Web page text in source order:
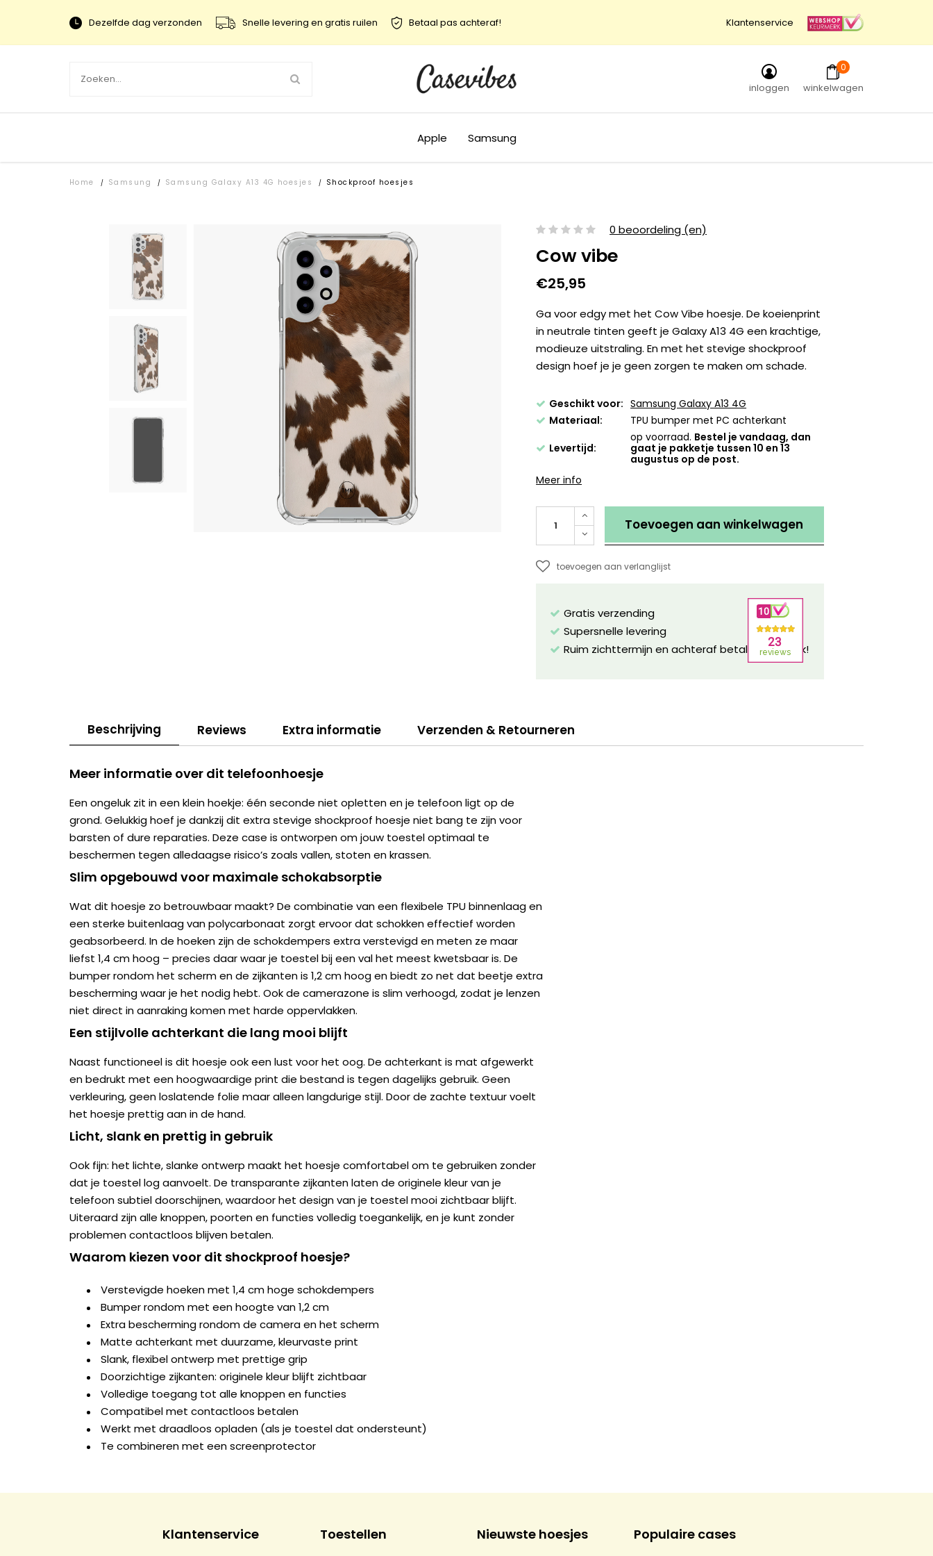
Dezelfde dag verzonden Snelle levering en gratis ruilen Betaal pas achteraf! Klantenservice
inloggen
0
winkelwagen
Apple Samsung
Home / Samsung / Samsung Galaxy A13 4G hoesjes / Shockproof hoesjes
0 beoordeling (en)
Cow vibe
€25,95
Ga voor edgy met het Cow Vibe hoesje. De koeienprint
in neutrale tinten geeft je Galaxy A13 4G een krachtige,
modieuze uitstraling. En met het stevige shockproof
design hoef je je geen zorgen te maken om schade.
Geschikt voor: Samsung Galaxy A13 4G
Materiaal:
TPU bumper met PC achterkant
Levertijd:
op voorraad. Bestel je vandaag, dan
gaat je pakketje tussen 10 en 13
augustus op de post.
Meer info
Toevoegen aan winkelwagen
toevoegen aan verlanglijst
Gratis verzending
Supersnelle levering
Ruim zichttermijn en achteraf betalen mogelijk!
Beschrijving Reviews Extra informatie Verzenden & Retourneren
Meer informatie over dit telefoonhoesje
Een ongeluk zit in een klein hoekje: één seconde niet opletten en je telefoon ligt op de
grond. Gelukkig hoef je dankzij dit extra stevige shockproof hoesje niet bang te zijn voor
barsten of dure reparaties. Deze case is ontworpen om jouw toestel optimaal te
beschermen tegen alledaagse risico’s zoals vallen, stoten en krassen.
Slim opgebouwd voor maximale schokabsorptie
Wat dit hoesje zo betrouwbaar maakt? De combinatie van een flexibele TPU binnenlaag en
een sterke buitenlaag van polycarbonaat zorgt ervoor dat schokken effectief worden
geabsorbeerd. In de hoeken zijn de schokdempers extra verstevigd en meten ze maar
liefst 1,4 cm hoog – precies daar waar je toestel bij een val het meest kwetsbaar is. De
bumper rondom het scherm en de zijkanten is 1,2 cm hoog en biedt zo net dat beetje extra
bescherming waar je het nodig hebt. Ook de camerazone is slim verhoogd, zodat je lenzen
niet direct in aanraking komen met harde oppervlakken.
Een stijlvolle achterkant die lang mooi blijft
Naast functioneel is dit hoesje ook een lust voor het oog. De achterkant is mat afgewerkt
en bedrukt met een hoogwaardige print die bestand is tegen dagelijks gebruik. Geen
verkleuring, geen loslatende folie maar alleen langdurige stijl. Door de zachte textuur voelt
het hoesje prettig aan in de hand.
Licht, slank en prettig in gebruik
Ook fijn: het lichte, slanke ontwerp maakt het hoesje comfortabel om te gebruiken zonder
dat je toestel log aanvoelt. De transparante zijkanten laten de originele kleur van je
telefoon subtiel doorschijnen, waardoor het design van je toestel mooi zichtbaar blijft.
Uiteraard zijn alle knoppen, poorten en functies volledig toegankelijk, en je kunt zonder
problemen contactloos blijven betalen.
Waarom kiezen voor dit shockproof hoesje?
Verstevigde hoeken met 1,4 cm hoge schokdempers
Bumper rondom met een hoogte van 1,2 cm
Extra bescherming rondom de camera en het scherm
Matte achterkant met duurzame, kleurvaste print
Slank, flexibel ontwerp met prettige grip
Doorzichtige zijkanten: originele kleur blijft zichtbaar
Volledige toegang tot alle knoppen en functies
Compatibel met contactloos betalen
Werkt met draadloos opladen (als je toestel dat ondersteunt)
Te combineren met een screenprotector
Klantenservice Toestellen Nieuwste hoesjes Populaire cases